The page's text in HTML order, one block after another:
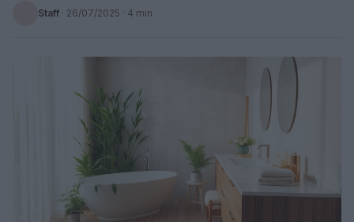
Staff · 26/07/2025 · 4 min